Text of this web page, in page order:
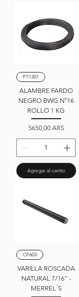
PT1301
ALAMBRE FARDO
NEGRO BWG N°16
ROLLO 1 KG
Precio
5650,00 ARS
Agregar al carrito
CF603
VARILLA ROSCADA
NATURAL 7/16'' -
MERREL ́S